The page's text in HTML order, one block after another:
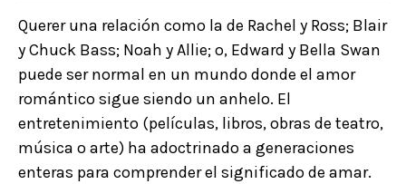
Querer una relación como la de Rachel y Ross; Blair
y Chuck Bass; Noah y Allie; o, Edward y Bella Swan
puede ser normal en un mundo donde el amor
romántico sigue siendo un anhelo. El
entretenimiento (películas, libros, obras de teatro,
música o arte) ha adoctrinado a generaciones
enteras para comprender el significado de amar.